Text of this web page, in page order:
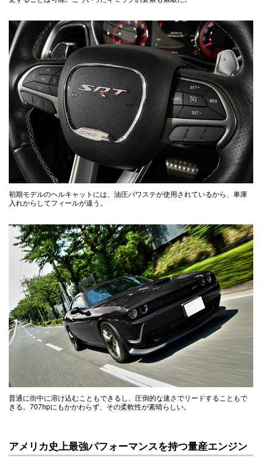
初期モデルのヘルキャットには、油圧パワステが使用されているから、車庫
入れからしてフィールが違う。
普通に街中に溶け込むこともできるし、圧倒的な速さでリードすることもで
きる。707hpにもかかわらず、その柔軟性が素晴らしい。
アメリカ史上最強パフォーマンスを持つ量産エンジン